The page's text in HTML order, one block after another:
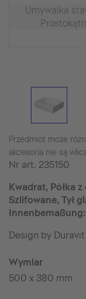
Umywalka
Przedmiot może
akcesoria nie są
Nr art. 235150
Kwadrat, Półka
Szlifowane, Tył
Design by Duravit
Wymiar
500 x 380 mm